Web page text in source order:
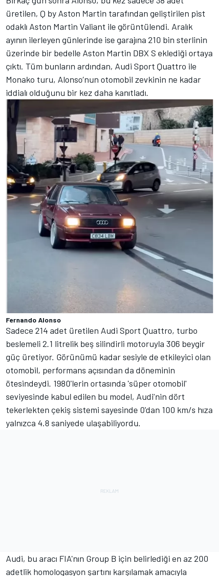
üretilen, Q by Aston Martin tarafından geliştirilen pist
odaklı Aston Martin Valiant ile görüntülendi. Aralık
ayının ilerleyen günlerinde ise garajına 210 bin sterlinin
üzerinde bir bedelle Aston Martin DBX S eklediği ortaya
çıktı. Tüm bunların ardından, Audi Sport Quattro ile
Monako turu, Alonso’nun otomobil zevkinin ne kadar
iddialı olduğunu bir kez daha kanıtladı.
Fernando Alonso
Sadece 214 adet üretilen Audi Sport Quattro, turbo
beslemeli 2.1 litrelik beş silindirli motoruyla 306 beygir
güç üretiyor. Görünümü kadar sesiyle de etkileyici olan
otomobil, performans açısından da döneminin
ötesindeydi. 1980'lerin ortasında 'süper otomobil'
seviyesinde kabul edilen bu model, Audi'nin dört
tekerlekten çekiş sistemi sayesinde 0'dan 100 km/s hıza
yalnızca 4.8 saniyede ulaşabiliyordu.
Audi, bu aracı FIA'nın Group B için belirlediği en az 200
adetlik homologasyon şartını karşılamak amacıyla